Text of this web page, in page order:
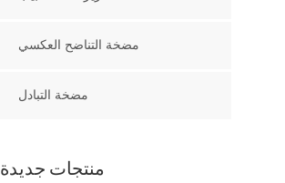
مضخة التناضح العكسي
مضخة التبادل
منتجات جديدة